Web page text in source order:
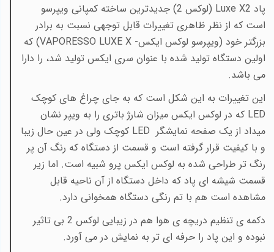
پادLuxe X2
(لوکس 2) جدیدترین ساخته کمپانی ویپرسو
است که از نظر ظاهری تغییرات قابل توجهی نسبت به برادر
بزرگتر خود (ویپرسو لوکس ایکس- VAPORESSO LUXE X) که
اولین دستگاه تولید شده با عنوان سری ایکس تولید شد، را دارا
می باشد.
این تغییرات به این شکل است که به جای چراغ های کوچک
LED که در لوکس ایکس میزان شارژ باتری را به ویپر نشان
میداد از یک صفحه نمایشگر LED کوچک ولی در عین حال زیبا
و با کیفیت قرار گرفته است و قسمت از دستگاه که رنگ آن پر
رنگ تر طراحی شده به لوکس ایکس پرو شبیه است. اما زیر
قسمت شیشه ای پاد که داخل دستگاه از آن ناحیه قابل
مشاهده است هم با تم رنگی دستگاه همخوانی دارد.
دکمه ی تنظیم دریچه ی هوا هم در زیبایی لوکس 2 بی تاثیر
نبوده و این پاد را حرفه ای تر به نمایش در می آورد.